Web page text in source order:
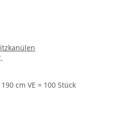
cm VE = 100 Stück